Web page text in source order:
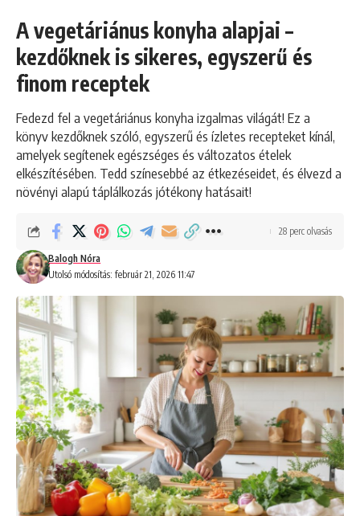
A vegetáriánus konyha alapjai –
kezdőknek is sikeres, egyszerű és
finom receptek
Fedezd fel a vegetáriánus konyha izgalmas világát! Ez a
könyv kezdőknek szóló, egyszerű és ízletes recepteket kínál,
amelyek segítenek egészséges és változatos ételek
elkészítésében. Tedd színesebbé az étkezéseidet, és élvezd a
növényi alapú táplálkozás jótékony hatásait!
Utolsó módosítás: február 21, 2026 11:47
Balogh Nóra
28 perc olvasás